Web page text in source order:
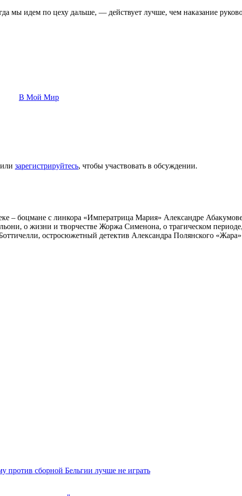
мы идем по цеху дальше, — действует лучше, чем наказание
В Мой Мир
зарегистрируйтесь, чтобы участвовать в обсуждении.
– боцмане с линкора «Императрица Мария» Александре
о жизни и творчестве Жоржа Сименона, о трагическом
остросюжетный детектив Александра Полянского
против сборной Бельгии лучше не играть